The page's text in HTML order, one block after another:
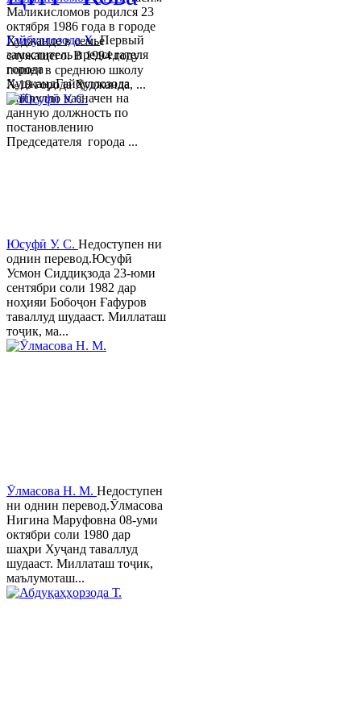
Гайбуллозода Х.Первый
заместитель председателя
города
ХуджандГайбуллозода
Хайрулло назначен на
данную должность по
постановлению
Председателя города ...
Маликисломов родился 23
октября 1986 года в городе
Худжанде в семье
служащего. В 1994 году
пошел в среднюю школу
№18 города Худжанда, ...
Юсуфӣ У. C. Недоступен ни
однин перевод.Юсуфӣ
Усмон Сиддиқзода 23-юми
сентябри соли 1982 дар
ноҳияи Бобоҷон Ғафуров
таваллуд шудааст. Миллаташ
тоҷик, ма...
Ӯлмасова Н. М. Недоступен
ни однин перевод.Ӯлмасова
Нигина Маруфовна 08-уми
октябри соли 1980 дар
шаҳри Хуҷанд таваллуд
шудааст. Миллаташ тоҷик,
маълумоташ...